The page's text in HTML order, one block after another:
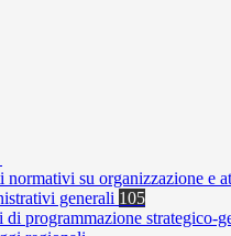
normativi su organizzazione e
generali 105
di programmazione strategico-